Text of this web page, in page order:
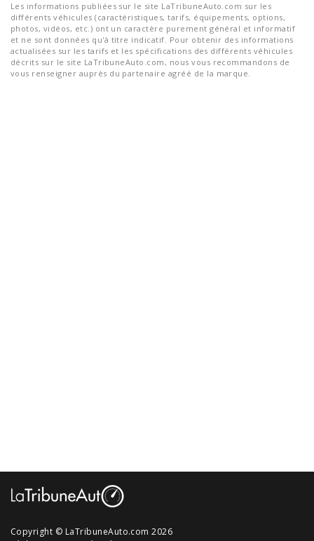
Les informations publiées sur le site LaTribuneAuto.com sur les
différents véhicules (caractéristiques, tarifs, équipements, options,
photos, vidéos, etc.) ont un caractère purement général et informatif
et ne sont données qu'à titre indicatif. Pour obtenir des informations
actualisées sur les tarifs et les spécifications des différents véhicules
décrits sur le site LaTribuneAuto.com, nous vous recommandons de
vous renseigner auprès du partenaire agréé de la marque.
Copyright © LaTribuneAuto.com 2026